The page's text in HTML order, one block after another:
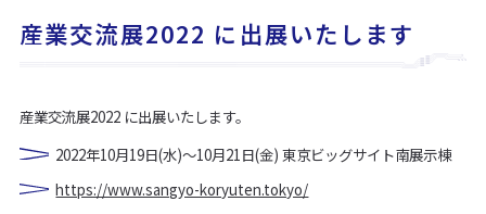
産業交流展2022 に出展いたします
産業交流展2022 に出展いたします。
2022年10月19日(水)～10月21日(金) 東京ビッグサイト南展示棟
https://www.sangyo-koryuten.tokyo/